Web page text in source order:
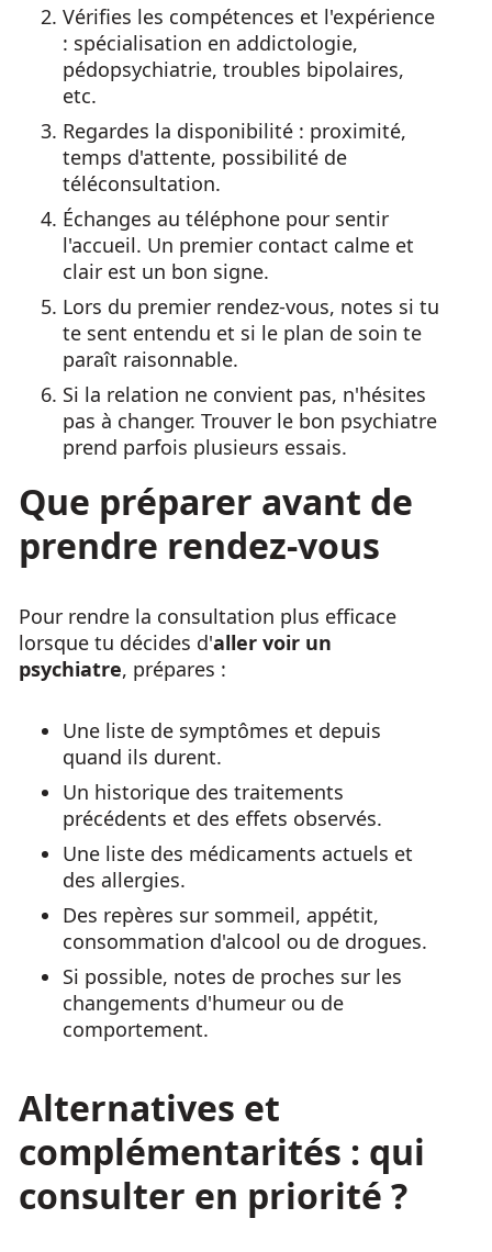
Vérifies les compétences et l'expérience
: spécialisation en addictologie,
pédopsychiatrie, troubles bipolaires,
etc.
Regardes la disponibilité : proximité,
temps d'attente, possibilité de
téléconsultation.
Échanges au téléphone pour sentir
l'accueil. Un premier contact calme et
clair est un bon signe.
Lors du premier rendez-vous, notes si tu
te sent entendu et si le plan de soin te
paraît raisonnable.
Si la relation ne convient pas, n'hésites
pas à changer. Trouver le bon psychiatre
prend parfois plusieurs essais.
Que préparer avant de
prendre rendez-vous
Pour rendre la consultation plus efficace
lorsque tu décides d'aller voir un
psychiatre, prépares :
Une liste de symptômes et depuis
quand ils durent.
Un historique des traitements
précédents et des effets observés.
Une liste des médicaments actuels et
des allergies.
Des repères sur sommeil, appétit,
consommation d'alcool ou de drogues.
Si possible, notes de proches sur les
changements d'humeur ou de
comportement.
Alternatives et
complémentarités : qui
consulter en priorité ?